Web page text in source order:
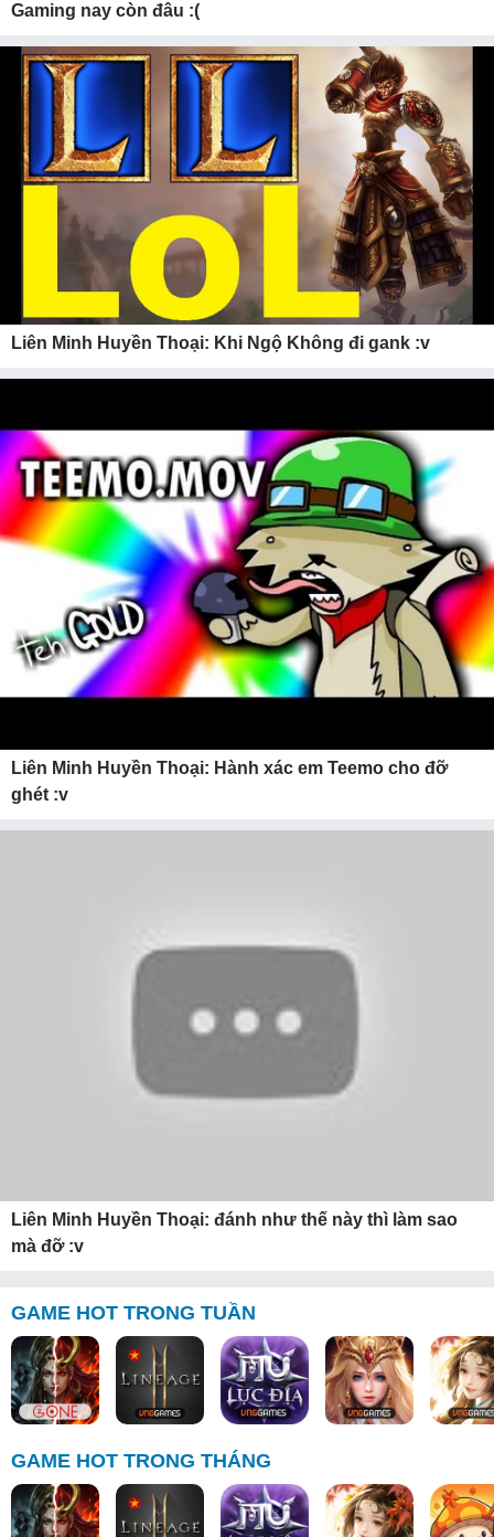
Gaming nay còn đâu :(
Liên Minh Huyền Thoại: Khi Ngộ Không đi gank :v
Liên Minh Huyền Thoại: Hành xác em Teemo cho đỡ
ghét :v
Liên Minh Huyền Thoại: đánh như thế này thì làm sao
mà đỡ :v
GAME HOT TRONG TUẦN
GAME HOT TRONG THÁNG